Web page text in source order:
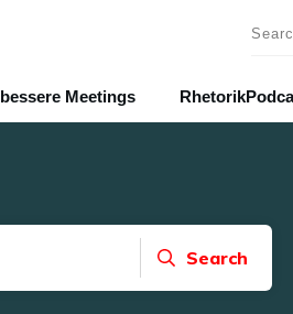
bessere Meetings
Search